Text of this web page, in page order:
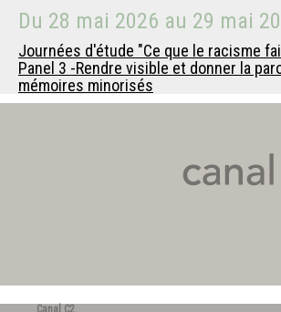
Du 28 mai 2026 au 29 mai
Journées d'étude "Ce que le racisme
Panel 3 -Rendre visible et donner la
mémoires minorisés
Canal C2